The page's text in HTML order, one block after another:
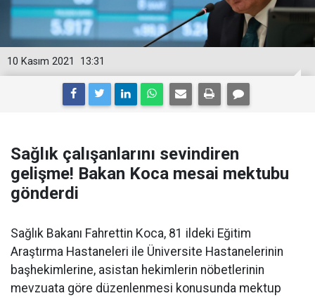
13:31
10 Kasım 2021
Sağlık çalışanlarını sevindiren
gelişme! Bakan Koca mesai mektubu
gönderdi
Sağlık Bakanı Fahrettin Koca, 81 ildeki Eğitim
Araştırma Hastaneleri ile Üniversite Hastanelerinin
başhekimlerine, asistan hekimlerin nöbetlerinin
mevzuata göre düzenlenmesi konusunda mektup